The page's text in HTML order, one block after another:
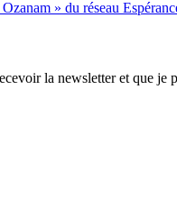
» du réseau
la newsletter et que